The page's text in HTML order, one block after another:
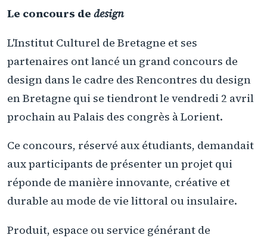
Le concours de design
L'Institut Culturel de Bretagne et ses
partenaires ont lancé un grand concours de
design dans le cadre des Rencontres du design
en Bretagne qui se tiendront le vendredi 2 avril
prochain au Palais des congrès à Lorient.
Ce concours, réservé aux étudiants, demandait
aux participants de présenter un projet qui
réponde de manière innovante, créative et
durable au mode de vie littoral ou insulaire.
Produit, espace ou service générant de